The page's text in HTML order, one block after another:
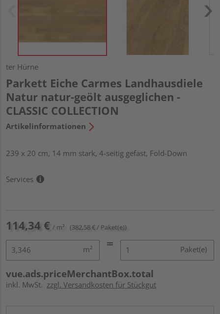
ter Hürne
Parkett Eiche Carmes Landhausdiele
Natur natur-geölt ausgeglichen -
CLASSIC COLLECTION
Artikelinformationen
239 x 20 cm, 14 mm stark, 4-seitig gefast, Fold-Down
Services
114,34 € / m² (382,58 € / Paket(e))
m² Paket(e)
vue.ads.priceMerchantBox.total
inkl. MwSt. zzgl. Versandkosten für Stückgut